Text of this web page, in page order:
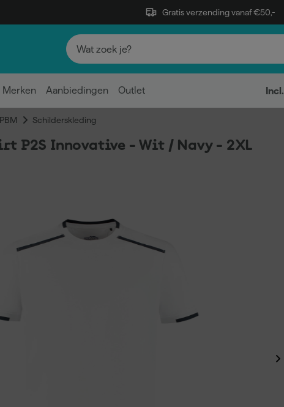
Gratis verzending vanaf €50,-
Merken Aanbiedingen Outlet Incl.
PBM Schilderskleding
P2S Innovative - Wit / Navy - 2XL